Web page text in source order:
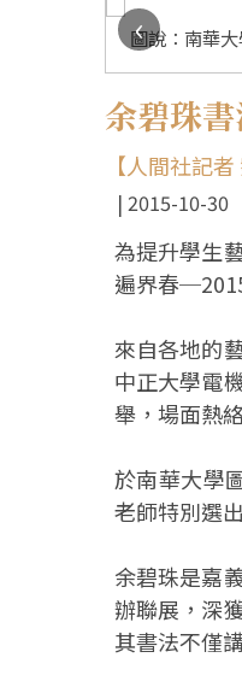
圖說：南華
‹
余碧珠
【人間社記
2015-10-30
為提升學生
遍界春
來自各地的
中正大學電
舉，場面熱
於南華大學
老師特別選
余碧珠是嘉
辦聯展，深
其書法不僅